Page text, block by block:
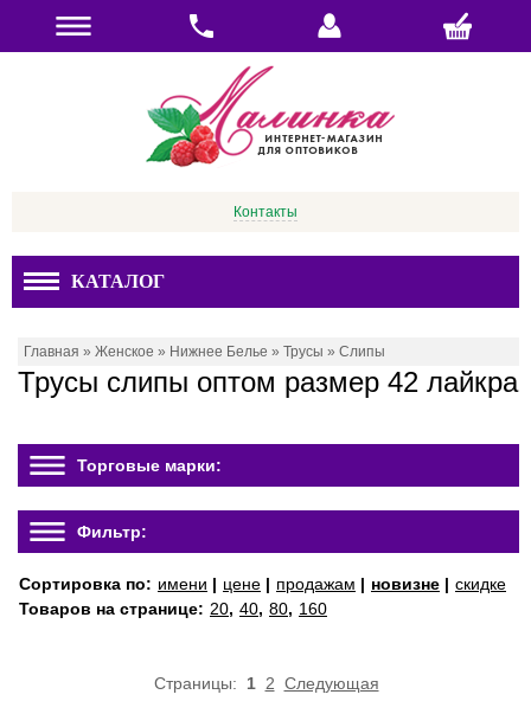
Контакты
КАТАЛОГ
Главная » Женское » Нижнее Белье » Трусы » Слипы
Трусы слипы оптом размер 42 лайкра
Торговые марки:
Фильтр:
Сортировка по: имени | цене | продажам | новизне | скидке
Товаров на странице: 20, 40, 80, 160
Страницы: 1 2 Следующая